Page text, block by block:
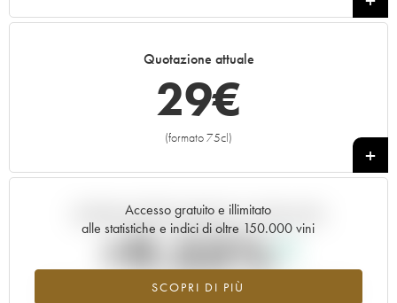
Quotazione attuale
29€
(formato 75cl)
+
Accesso gratuito e illimitato
alle statistiche e indici di oltre 150.000 vini
SCOPRI DI PIÙ
Andamento della quotazione in tempo reale
+9.55%
Valore in aumento per l'annata 2021 nel 2026 rispetto al 2025